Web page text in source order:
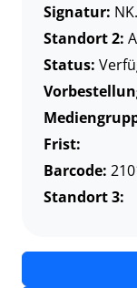
Signatur:
Standort 2:
Status:
Frist:
Barcode:
Standort 3: